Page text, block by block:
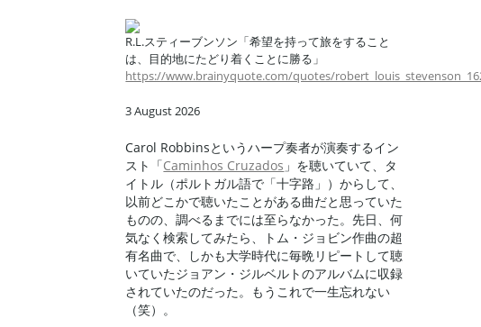
R.L.スティーブンソン「希望を持って旅をすること
は、目的地にたどり着くことに勝る」
https://www.brainyquote.com/quotes/
3 August 2026
Carol Robbinsというハープ奏者が演奏するイン
スト「Caminhos Cruzados 」を聴いていて、タ
イトル（ポルトガル語で「十字路」）からして、
以前どこかで聴いたことがある曲だと思っていた
ものの、調べるまでには至らなかった。先日、何
気なく検索してみたら、トム・ジョビン作曲の超
有名曲で、しかも大学時代に毎晩リピートして聴
いていたジョアン・ジルベルトのアルバムに収録
されていたのだった。もうこれで一生忘れない
（笑）。